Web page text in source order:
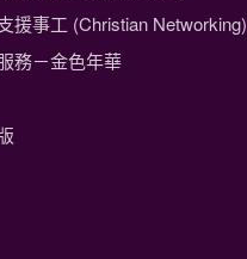
援事工 (Christian Networking)
務－金色年華